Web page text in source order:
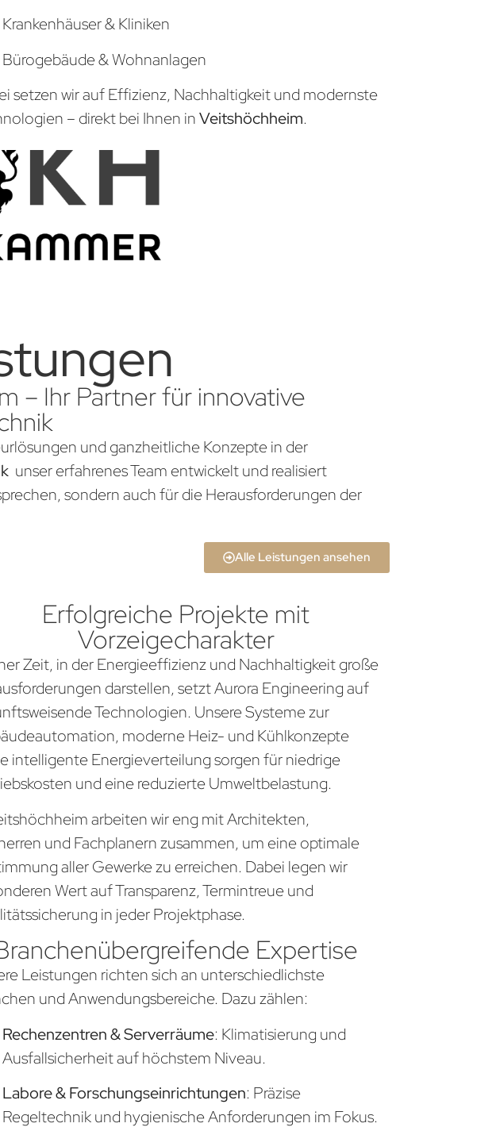
Krankenhäuser & Kliniken
Bürogebäude & Wohnanlagen
setzen wir auf Effizienz, Nachhaltigkeit und modernste
– direkt bei Ihnen inVeitshöchheim.
– Ihr Partner für innovative
und ganzheitliche Konzepte in der
unser erfahrenes Team entwickelt und realisiert
sondern auch für die Herausforderungen der
Alle Leistungen ansehen
Erfolgreiche Projekte mit
Vorzeigecharakter
Zeit, in der Energieeffizienz und Nachhaltigkeit große
darstellen, setzt Aurora Engineering auf
Technologien. Unsere Systeme zur
moderne Heiz- und Kühlkonzepte
intelligente Energieverteilung sorgen für niedrige
und eine reduzierte Umweltbelastung.
arbeiten wir eng mit Architekten,
und Fachplanern zusammen, um eine optimale
aller Gewerke zu erreichen. Dabei legen wir
Wert auf Transparenz, Termintreue und
in jeder Projektphase.
Expertise
Leistungen richten sich an unterschiedlichste
und Anwendungsbereiche. Dazu zählen:
Rechenzentren & Serverräume: Klimatisierung und
Ausfallsicherheit auf höchstem Niveau.
Labore & Forschungseinrichtungen: Präzise
Regeltechnik und hygienische Anforderungen im Fokus.